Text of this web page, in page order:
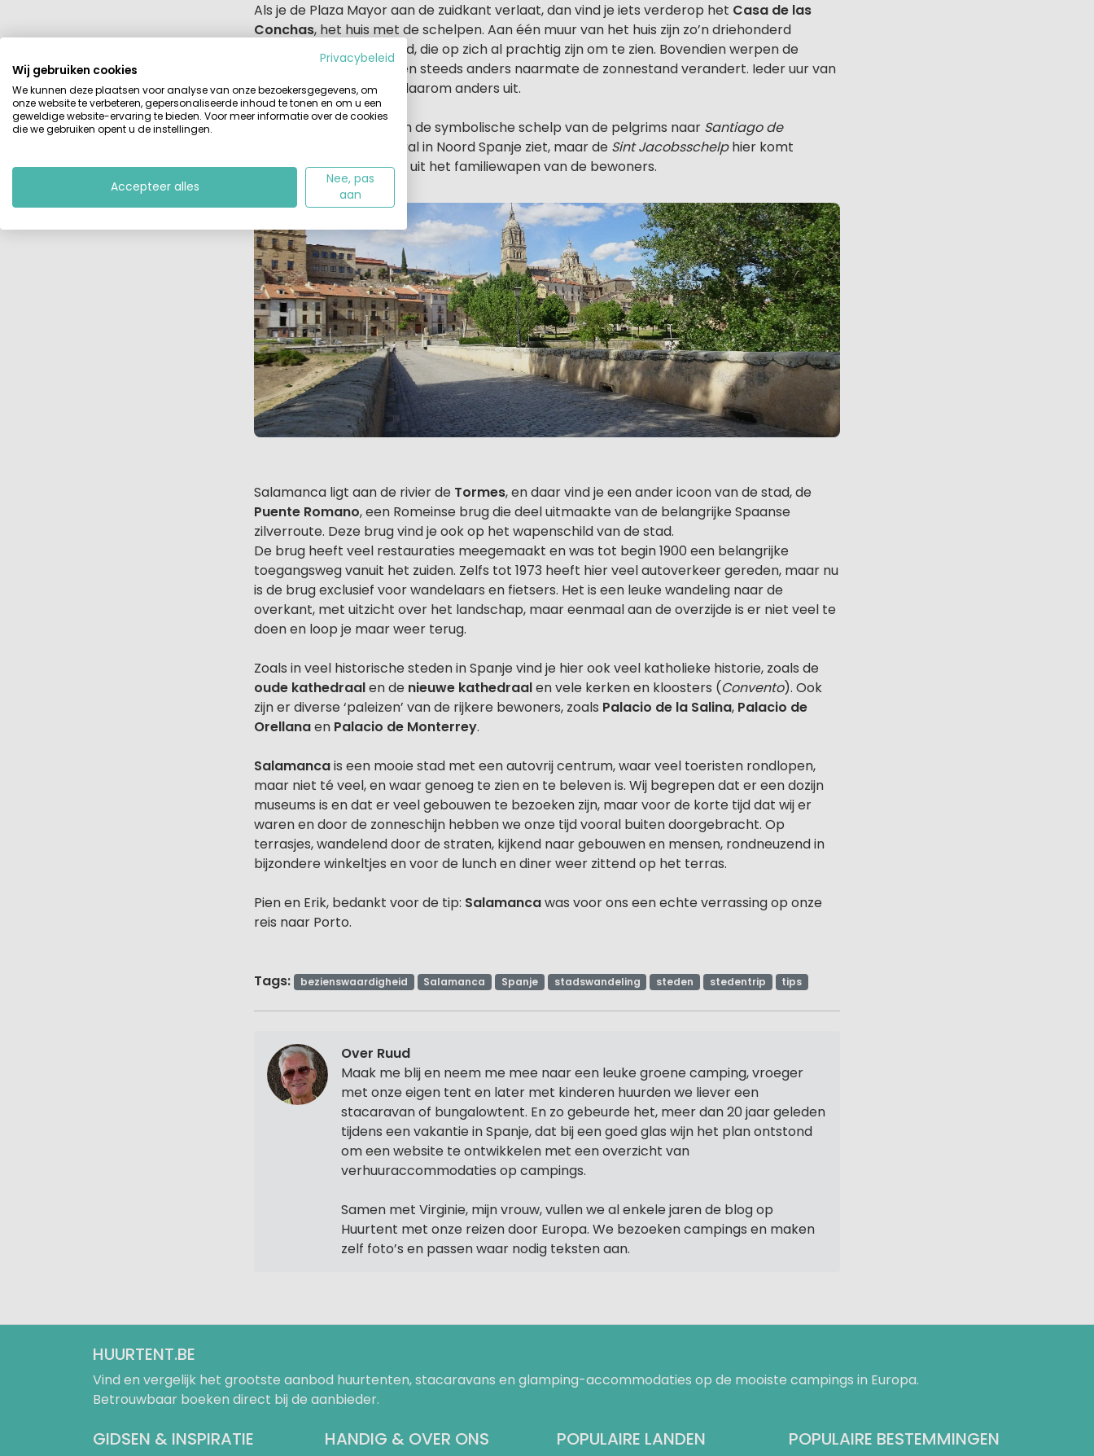
Als je de Plaza Mayor aan de zuidkant verlaat, dan vind je iets verderop het Casa de las
Conchas, het huis met de schelpen. Aan één muur van het huis zijn zo’n driehonderd
schelpvormen bevestigd, die op zich al prachtig zijn om te zien. Bovendien werpen de
schelpen hun schaduwen steeds anders naarmate de zonnestand verandert. Ieder uur van
de dag ziet de muur er daarom anders uit.
Wij dachten meteen aan de symbolische schelp van de pelgrims naar Santiago de
, die je overal in Noord Spanje ziet, maar de Sint Jacobsschelphier komt
volgens de deskundigen uit het familiewapen van de bewoners.
Salamanca ligt aan de rivier de Tormes, en daar vind je een ander icoon van de stad, de
Puente Romano, een Romeinse brug die deel uitmaakte van de belangrijke Spaanse
zilverroute. Deze brug vind je ook op het wapenschild van de stad.
De brug heeft veel restauraties meegemaakt en was tot begin 1900 een belangrijke
toegangsweg vanuit het zuiden. Zelfs tot 1973 heeft hier veel autoverkeer gereden, maar nu
is de brug exclusief voor wandelaars en fietsers. Het is een leuke wandeling naar de
overkant, met uitzicht over het landschap, maar eenmaal aan de overzijde is er niet veel te
doen en loop je maar weer terug.
Zoals in veel historische steden in Spanje vind je hier ook veel katholieke historie, zoals de
oude kathedraalen de nieuwe kathedraalen vele kerken en kloosters (Convento). Ook
zijn er diverse ‘paleizen’ van de rijkere bewoners, zoals Palacio de la Salina, Palacio de
Orellanaen Palacio de Monterrey.
Salamancais een mooie stad met een autovrij centrum, waar veel toeristen rondlopen,
maar niet té veel, en waar genoeg te zien en te beleven is. Wij begrepen dat er een dozijn
museums is en dat er veel gebouwen te bezoeken zijn, maar voor de korte tijd dat wij er
waren en door de zonneschijn hebben we onze tijd vooral buiten doorgebracht. Op
terrasjes, wandelend door de straten, kijkend naar gebouwen en mensen, rondneuzend in
bijzondere winkeltjes en voor de lunch en diner weer zittend op het terras.
Pien en Erik, bedankt voor de tip: Salamancawas voor ons een echte verrassing op onze
reis naar Porto.
Tags: bezienswaardigheid Salamanca Spanje stadswandeling steden stedentrip tips
Over Ruud
Maak me blij en neem me mee naar een leuke groene camping, vroeger
met onze eigen tent en later met kinderen huurden we liever een
stacaravan of bungalowtent. En zo gebeurde het, meer dan 20 jaar geleden
tijdens een vakantie in Spanje, dat bij een goed glas wijn het plan ontstond
om een website te ontwikkelen met een overzicht van
verhuuraccommodaties op campings.
Samen met Virginie, mijn vrouw, vullen we al enkele jaren de blog op
Huurtent met onze reizen door Europa. We bezoeken campings en maken
zelf foto’s en passen waar nodig teksten aan.
HUURTENT.BE
Vind en vergelijk het grootste aanbod huurtenten, stacaravans en glamping-accommodaties op de mooiste campings in Europa.
Betrouwbaar boeken direct bij de aanbieder.
GIDSEN & INSPIRATIE HANDIG & OVER ONS POPULAIRE LANDEN POPULAIRE BESTEMMINGEN
Privacybeleid
Wij gebruiken cookies
We kunnen deze plaatsen voor analyse van onze bezoekersgegevens, om
onze website te verbeteren, gepersonaliseerde inhoud te tonen en om u een
geweldige website-ervaring te bieden. Voor meer informatie over de cookies
die we gebruiken opent u de instellingen.
Accepteer alles
Nee, pas
aan